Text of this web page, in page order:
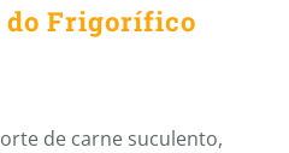
do Frigorífico
de carne suculento,